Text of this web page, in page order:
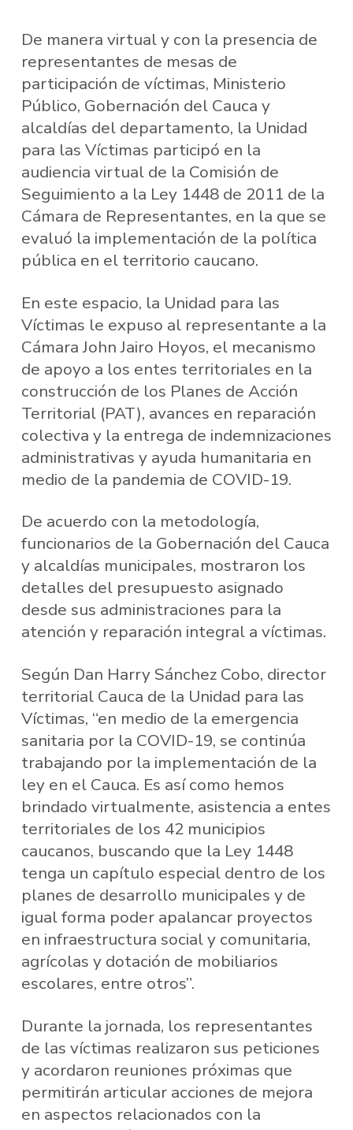
De manera virtual y con la presencia de
representantes de mesas de
participación de víctimas, Ministerio
Público, Gobernación del Cauca y
alcaldías del departamento, la Unidad
para las Víctimas participó en la
audiencia virtual de la Comisión de
Seguimiento a la Ley 1448 de 2011 de la
Cámara de Representantes, en la que se
evaluó la implementación de la política
pública en el territorio caucano.
En este espacio, la Unidad para las
Víctimas le expuso al representante a la
Cámara John Jairo Hoyos, el mecanismo
de apoyo a los entes territoriales en la
construcción de los Planes de Acción
Territorial (PAT), avances en reparación
colectiva y la entrega de indemnizaciones
administrativas y ayuda humanitaria en
medio de la pandemia de COVID-19.
De acuerdo con la metodología,
funcionarios de la Gobernación del Cauca
y alcaldías municipales, mostraron los
detalles del presupuesto asignado
desde sus administraciones para la
atención y reparación integral a víctimas.
Según Dan Harry Sánchez Cobo, director
territorial Cauca de la Unidad para las
Víctimas, “en medio de la emergencia
sanitaria por la COVID-19, se continúa
trabajando por la implementación de la
ley en el Cauca. Es así como hemos
brindado virtualmente, asistencia a entes
territoriales de los 42 municipios
caucanos, buscando que la Ley 1448
tenga un capítulo especial dentro de los
planes de desarrollo municipales y de
igual forma poder apalancar proyectos
en infraestructura social y comunitaria,
agrícolas y dotación de mobiliarios
escolares, entre otros”.
Durante la jornada, los representantes
de las víctimas realizaron sus peticiones
y acordaron reuniones próximas que
permitirán articular acciones de mejora
en aspectos relacionados con la